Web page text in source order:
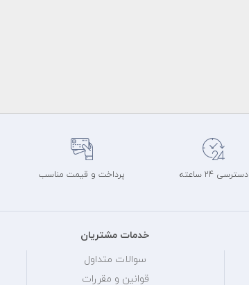
دسترسی 24 ساعته پرداخت و قیمت مناسب
خدمات مشتریان
سوالات متداول
قوانین و مقررات